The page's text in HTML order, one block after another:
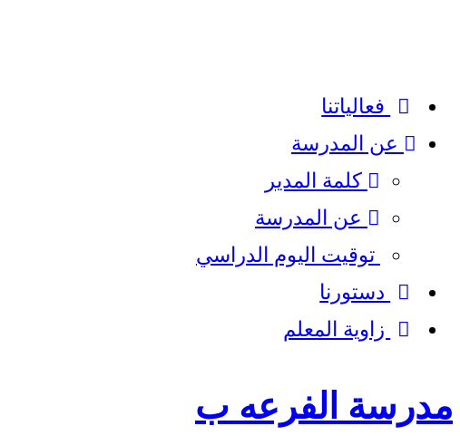
فعالياتنا
عن المدرسة
كلمة المدير​
عن المدرسة
توقيت اليوم الدراسي
دستورنا
زاوية المعلم
مدرسة الفرعه ب